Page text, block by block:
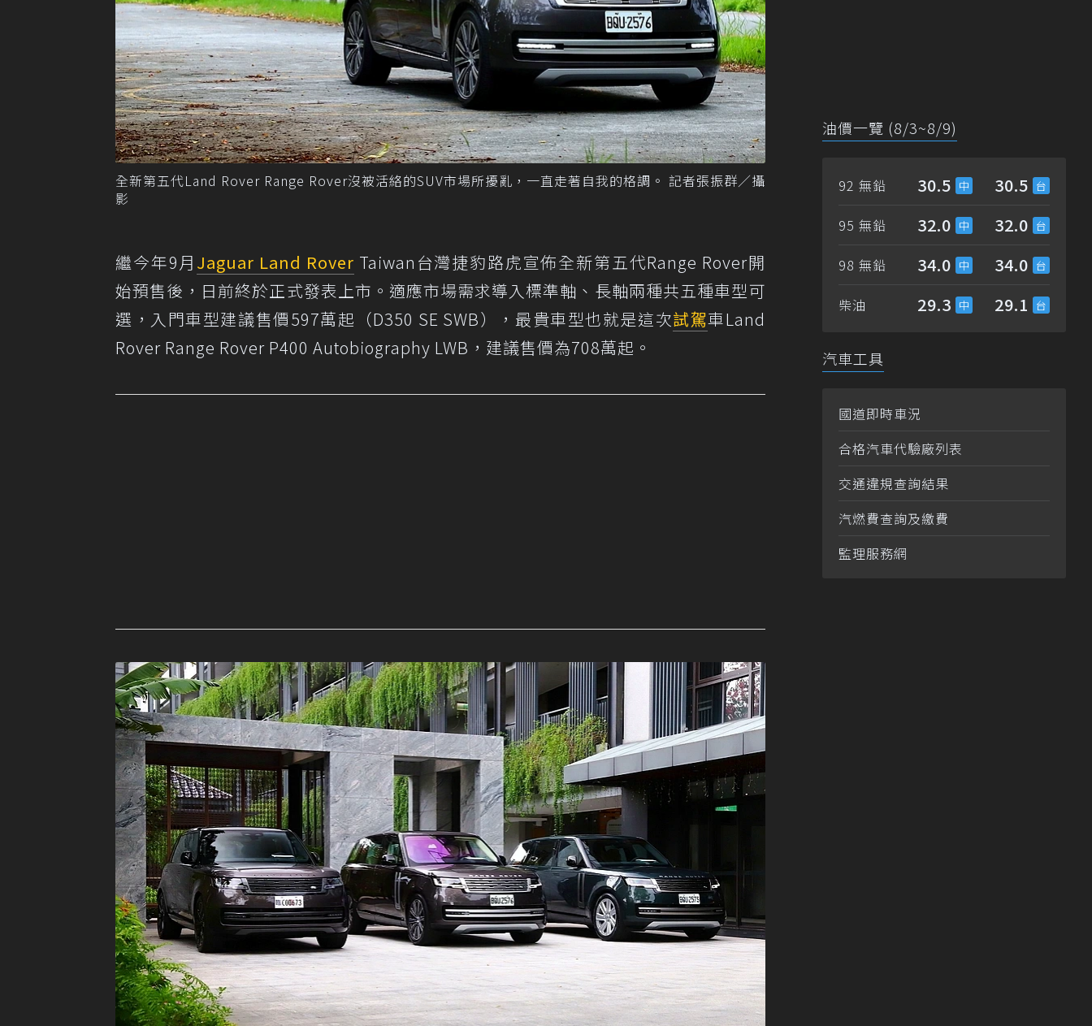
全新第五代Land Rover Range Rover沒被活絡的SUV市場所擾亂，一直走著自我的格調。 記者張振群／攝
影
繼今年9月 Jaguar Land Rover Taiwan台灣捷豹路虎宣佈全新第五代Range Rover開
始預售後，日前終於正式發表上市。適應市場需求導入標準軸、長軸兩種共五種車型可
選，入門車型建議售價597萬起（D350 SE SWB），最貴車型也就是這次試駕車Land
Rover Range Rover P400 Autobiography LWB，建議售價為708萬起。
油價一覽 (8/3~8/9)
92 無鉛 30.5 30.5
95 無鉛 32.0 32.0
98 無鉛 34.0 34.0
柴油 29.3 29.1
汽車工具
國道即時車況
合格汽車代驗廠列表
交通違規查詢結果
汽燃費查詢及繳費
監理服務網